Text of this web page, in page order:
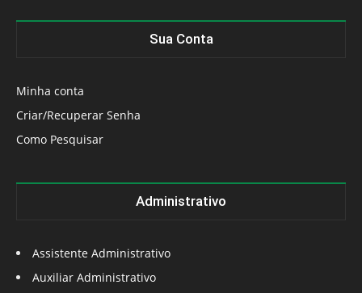
Sua Conta
Minha conta
Criar/Recuperar Senha
Como Pesquisar
Administrativo
Assistente Administrativo
Auxiliar Administrativo